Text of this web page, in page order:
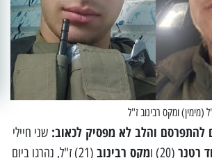
ומקס רבינוב ז"ל
להתפרסם והלב לא מפסיק לכאוב: שני חיילי
רטנר (20) ו מקס רבינוב
(21) ז"ל, נהרגו ביום